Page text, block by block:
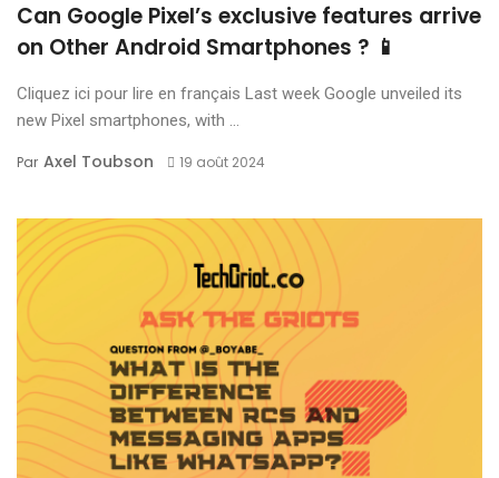
Can Google Pixel’s exclusive features arrive
on Other Android Smartphones ? 📱
Cliquez ici pour lire en français Last week Google unveiled its
new Pixel smartphones, with ...
Par Axel Toubson 19 août 2024